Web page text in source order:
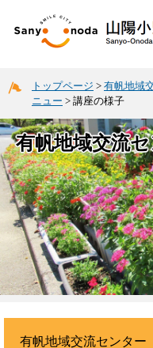
トップページ > 有帆地域
ニュー > 講座の様子
有帆地域交流
有帆地域交流センタ